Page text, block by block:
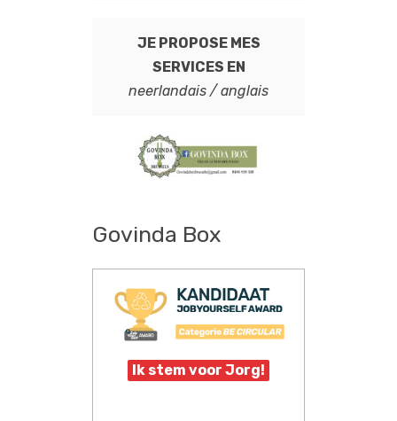
JE PROPOSE MES
SERVICES EN
neerlandais / anglais
Govinda Box
Ik stem voor Jorg!